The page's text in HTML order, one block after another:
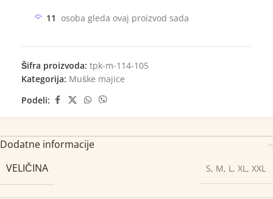
11 osoba gleda ovaj proizvod sada
Šifra proizvoda: tpk-m-114-105
Kategorija: Muške majice
Podeli:
Dodatne informacije
VELIČINA
S, M, L, XL, XXL